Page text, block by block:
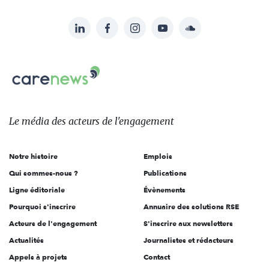
sur:
LinkedInFacebookInstagramYouTubeSoundcloud
Le
des
l'engagement
Le média des acteurs de l'engagement
Notre histoire
Qui sommes-nous ?
Ligne éditoriale
Pourquoi s'inscrire
Acteurs de l'engagement
Actualités
Appels à projets
Emplois
Publications
Évènements
Annuaire des solutions RSE
S'inscrire aux newsletters
Journalistes et rédacteurs
Contact